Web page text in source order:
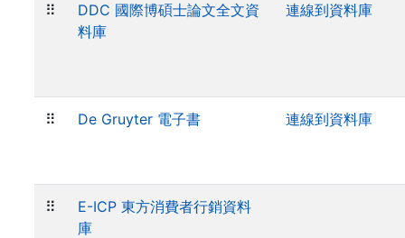
⠿
DDC 國際博碩士論文全文資
料庫
連線到資料庫
⠿ De Gruyter 電子書 連線到資料庫
⠿
E-ICP 東方消費者行銷資料
庫